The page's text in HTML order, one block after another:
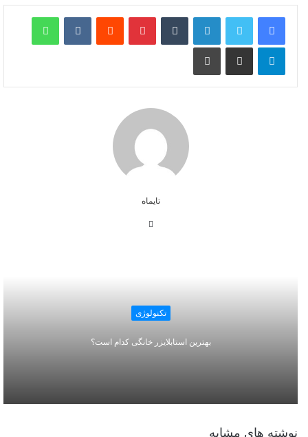
لینکدین ‫تامبلر ‫پین‌ترست‫رددیت ‫VKontakteواتس آپ
تلگرام اشتراک گذاری از طریق ایمیل چاپ
تایماه
تکنولوژی
بهترین استابلایزر خانگی کدام است؟
نوشته های مشابه